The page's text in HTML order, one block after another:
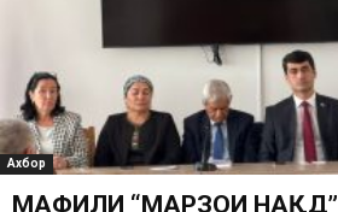
Ахбор
МАҲФИЛИ “МАРЗҲОИ НАҚД”